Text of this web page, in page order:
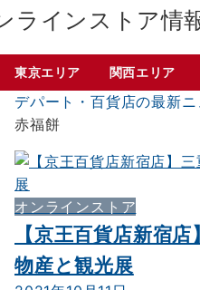
東京エリア 関西エリア
デパート・百貨店の最新ニ
赤福餅
オンラインストア
【京王百貨店新宿
物産と観光展